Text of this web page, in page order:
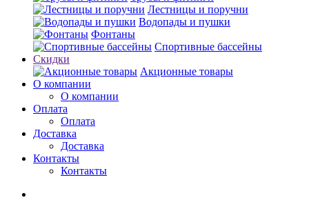
Лестницы и поручни
Водопады и пушки
Фонтаны
Спортивные бассейны
Скидки
Акционные товары
О компании
О компании
Оплата
Оплата
Доставка
Доставка
Контакты
Контакты